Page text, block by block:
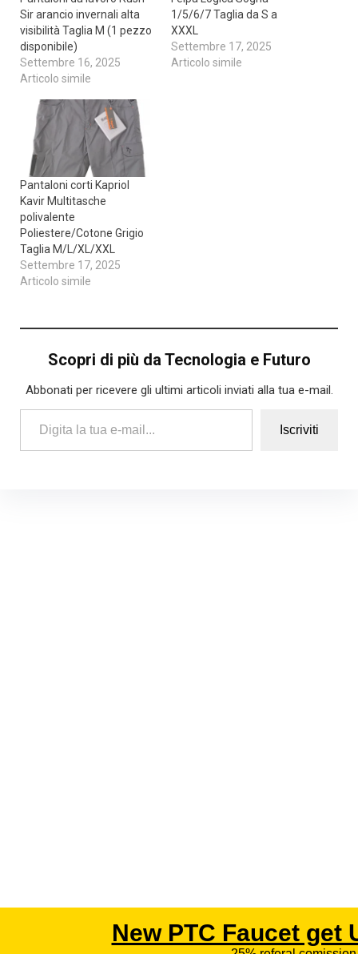
Sir arancio invernali alta
visibilità Taglia M (1 pezzo
disponibile)
Settembre 16, 2025
Articolo simile
1/5/6/7 Taglia da S a
XXXL
Settembre 17, 2025
Articolo simile
Pantaloni corti Kapriol
Kavir Multitasche
polivalente
Poliestere/Cotone Grigio
Taglia M/L/XL/XXL
Settembre 17, 2025
Articolo simile
Scopri di più da Tecnologia e Futuro
Abbonati per ricevere gli ultimi articoli inviati alla tua e-mail.
Digita la tua e-mail...
Iscriviti